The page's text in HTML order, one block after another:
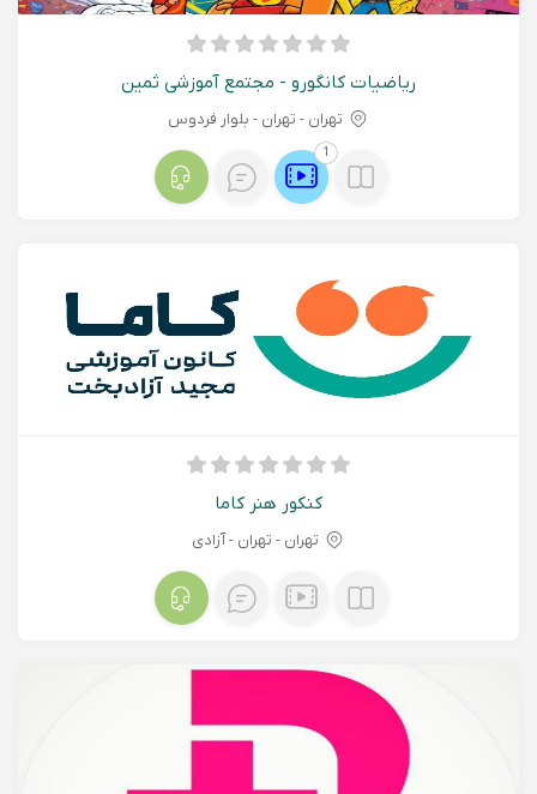
ریاضیات کانگورو - مجتمع آموزشی ثمین
تهران - تهران - بلوار فردوس
1
کنکور هنر کاما
تهران - تهران - آزادی